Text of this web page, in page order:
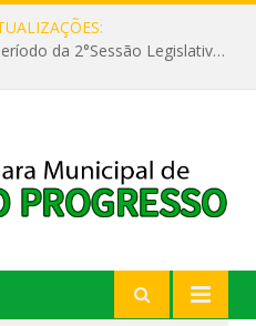
11ª Reunião Ordinária do 1° Período da 2°Sessão Legislativa da 9ª Legislatura do Poder Legislativo